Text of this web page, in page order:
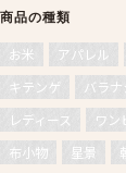
商品の種類
お米 アパレル
キテンゲ
バラナ
レディース
ワン
布小物
星景